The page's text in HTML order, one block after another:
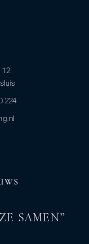
12
224
SAMEN”